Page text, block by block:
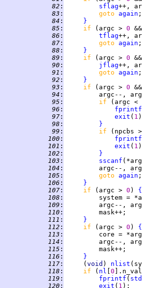
  82
:
sflag
  83
: goto again
  84
:
}
  85
: if (argc > 0
  86
:
tflag
  87
: goto again
  88
:
}
  89
: if (argc > 0
  90
:
jflag
  91
: goto again
  92
:
}
  93
: if (argc > 0
  94
:
  95
: if
(argc <
  96
:
fprintf
  97
: exit ( 1
  98
:
}
  99
: if
(npcbs
100 :
fprintf
101 : exit ( 1
102 :
}
103 : sscanf
104 :
105 : goto again
106 :
}
107 : if (argc > 0 ) {
108 :
109 :
110 :
111 :
}
112 : if (argc > 0 ) {
113 :
114 :
115 :
116 :
}
117 :
     (
void ) nlist
118 : if ( nl 0
119 : fprintf (
120 : exit ( 1